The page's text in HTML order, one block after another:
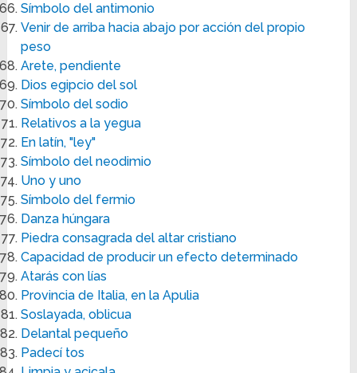
Símbolo del antimonio
Venir de arriba hacia abajo por acción del propio
peso
Arete, pendiente
Dios egipcio del sol
Símbolo del sodio
Relativos a la yegua
En latín, "ley"
Símbolo del neodimio
Uno y uno
Símbolo del fermio
Danza húngara
Piedra consagrada del altar cristiano
Capacidad de producir un efecto determinado
Atarás con lías
Provincia de Italia, en la Apulia
Soslayada, oblicua
Delantal pequeño
Padecí tos